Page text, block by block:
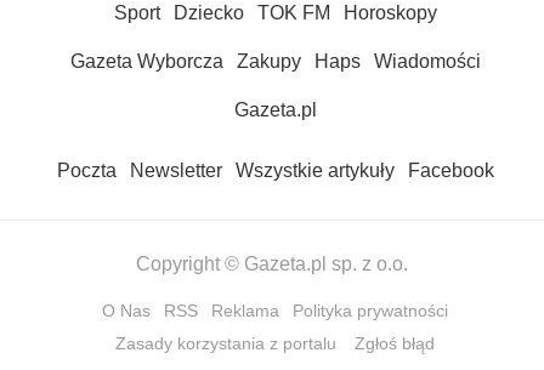
Sport Dziecko TOK FM Horoskopy
Gazeta Wyborcza Zakupy Haps Wiadomości
Gazeta.pl
Poczta Newsletter Wszystkie artykuły Facebook
Copyright © Gazeta.pl sp. z o.o.
O Nas RSS Reklama
Polityka prywatności
Zasady korzystania z portalu
Zgłoś błąd